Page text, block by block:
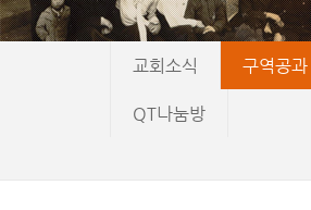
교회소식 구역공과
QT나눔방